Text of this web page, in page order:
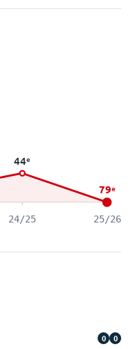
44e
24/25
79e
25/26
0 0